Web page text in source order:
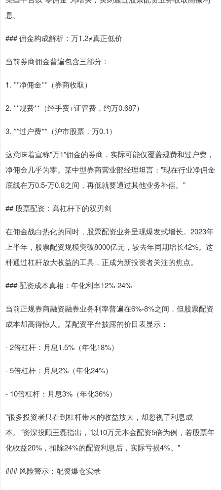
息。
### 佣金构成解析：万1.2≠真正低价
当前券商佣金普遍包含三部分：
1. **净佣金**（券商收取）
2. **规费**（经手费+证管费，约万0.687）
3. **过户费**（沪市股票，万0.1）
这意味着宣称"万1"佣金的券商，实际可能仅覆盖规费和过户费，
净佣金几乎为零。某中型券商营业部经理坦言："现在行业净佣金
底线在万0.5-万0.8之间，再低就要通过其他业务补偿。"
## 股票配资：高杠杆下的双刃剑
在佣金战白热化的同时，股票配资业务呈现爆发式增长。2023年
上半年，股票配资规模突破8000亿元，较去年同期增长42%。这
种通过杠杆放大收益的工具，正成为新投资者关注的焦点。
### 配资成本真相：年化利率12%-24%
当前正规券商融资融券业务利率普遍在6%-8%之间，但股票配资
成本却高得惊人。某配资平台披露的价目表显示：
- 2倍杠杆：月息1.5%（年化18%）
- 5倍杠杆：月息2%（年化24%）
- 10倍杠杆：月息3%（年化36%）
"很多投资者只看到杠杆带来的收益放大，却忽视了利息成
本。"资深投顾王磊指出，"以10万元本金配资5倍为例，若股票年
化收益20%，扣除24%的配资利息后，实际亏损4%。"
### 风险警示：配资爆仓实录